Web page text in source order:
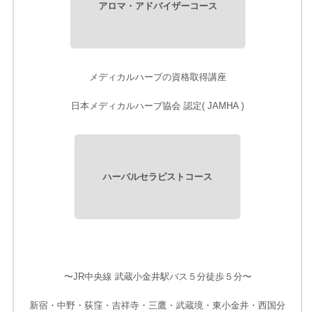
アロマ・アドバイザーコース
メディカルハーブの資格取得講座
日本メディカルハーブ協会 認定( JAMHA )
ハーバルセラピストコース
〜JR中央線 武蔵小金井駅バス５分徒歩５分〜
新宿・中野・荻窪・吉祥寺・三鷹・武蔵境・東小金井・西国分